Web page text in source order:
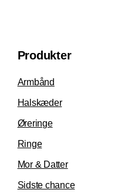
Produkter
Armbånd
Halskæder
Øreringe
Ringe
Mor & Datter
Sidste chance